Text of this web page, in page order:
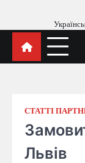
вмісту
СТАТТІ
Львів